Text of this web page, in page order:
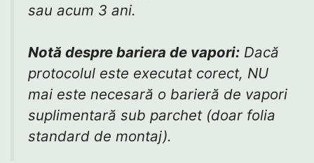
sau acum 3 ani.
Notă despre bariera de vapori: Dacă
protocolul este executat corect, NU
mai este necesară o barieră de vapori
suplimentară sub parchet (doar folia
standard de montaj).